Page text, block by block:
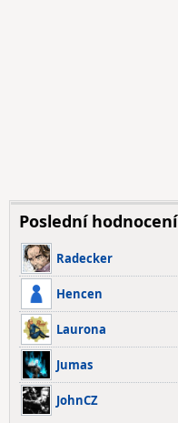
Poslední hodnocení
Radecker
Hencen
Laurona
Jumas
JohnCZ